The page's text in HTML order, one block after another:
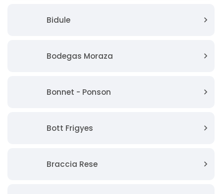
Bidule
Bodegas Moraza
Bonnet - Ponson
Bott Frigyes
Braccia Rese